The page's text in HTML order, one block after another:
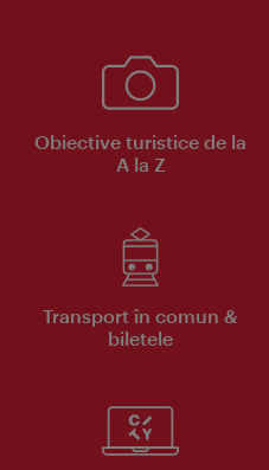
Obiective turistice de la
A la Z
Transport în comun &
biletele